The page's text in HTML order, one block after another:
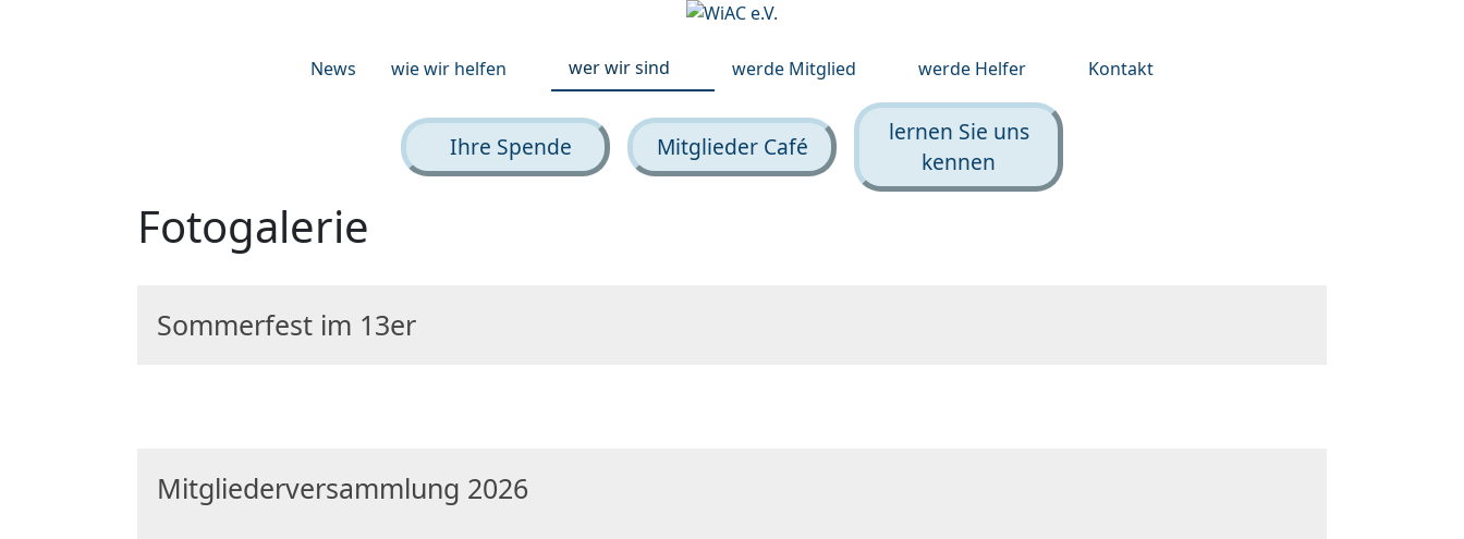
News wie wir helfen wer wir sind werde Mitglied werde Helfer Kontakt
Ihre Spende Mitglieder Café
lernen Sie uns
kennen
Fotogalerie
Sommerfest im 13er
Mitgliederversammlung 2026